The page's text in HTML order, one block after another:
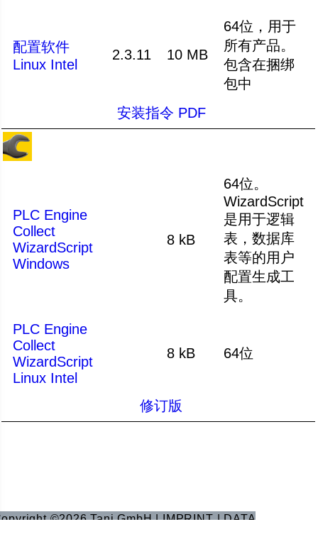
配置软件
Linux Intel
2.3.11 10 MB
64位，用于
所有产品。
包含在捆绑
包中
安装指令 PDF
PLC Engine
Collect
WizardScript
Windows
8 kB
64位。
WizardScript
是用于逻辑
表，数据库
表等的用户
配置生成工
具。
PLC Engine
Collect
WizardScript
Linux Intel
8 kB 64位
修订版
©2026 Tani GmbH |IMPRINT|DATA